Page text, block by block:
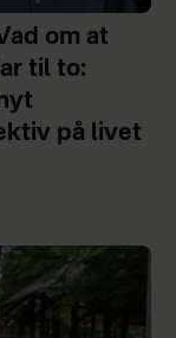
om at
til to:
på livet